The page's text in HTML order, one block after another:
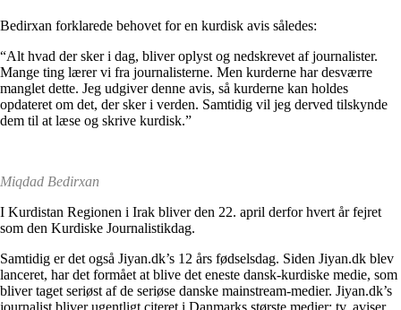
Bedirxan forklarede behovet for en kurdisk avis således:
“Alt hvad der sker i dag, bliver oplyst og nedskrevet af journalister.
Mange ting lærer vi fra journalisterne. Men kurderne har desværre
manglet dette. Jeg udgiver denne avis, så kurderne kan holdes
opdateret om det, der sker i verden. Samtidig vil jeg derved tilskynde
dem til at læse og skrive kurdisk.”
Miqdad Bedirxan
I Kurdistan Regionen i Irak bliver den 22. april derfor hvert år fejret
som den Kurdiske Journalistikdag.
Samtidig er det også Jiyan.dk’s 12 års fødselsdag. Siden Jiyan.dk blev
lanceret, har det formået at blive det eneste dansk-kurdiske medie, som
bliver taget seriøst af de seriøse danske mainstream-medier. Jiyan.dk’s